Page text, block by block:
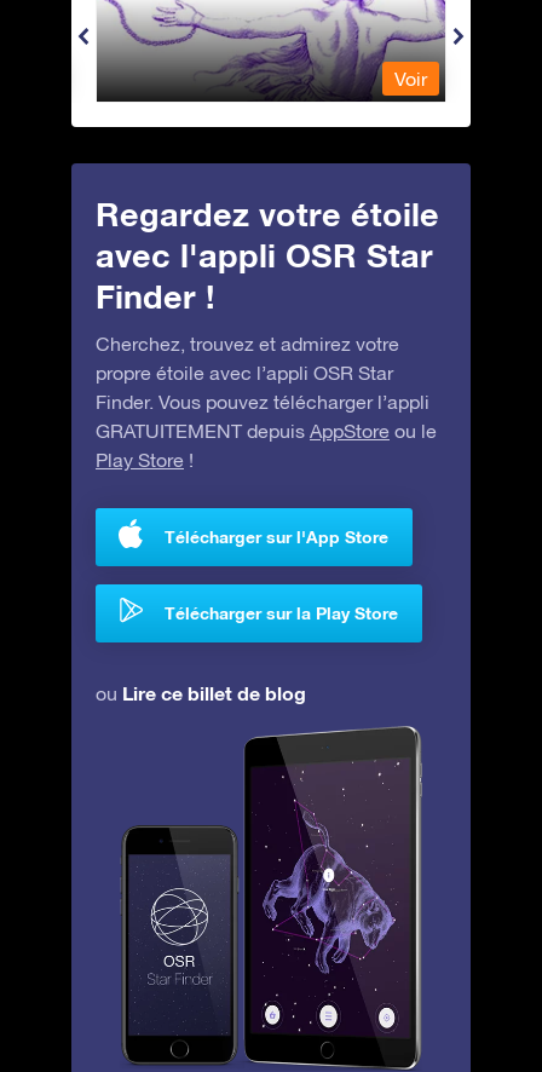
Voir
Regardez votre étoile
avec l'appli OSR Star
Finder !
Cherchez, trouvez et admirez votre
propre étoile avec l’appli OSR Star
Finder. Vous pouvez télécharger l’appli
GRATUITEMENT depuis AppStore ou le
Play Store !
Télécharger sur l'App Store
Télécharger sur la Play Store
ou Lire ce billet de blog